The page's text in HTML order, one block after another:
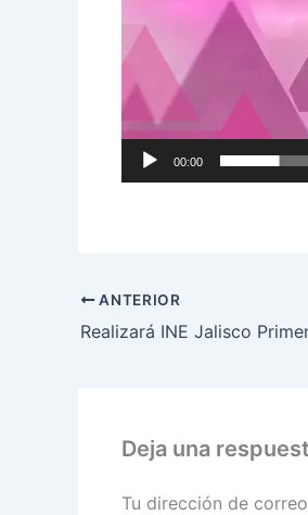
00:00
ANTERIOR
Deja una
Tu dirección de